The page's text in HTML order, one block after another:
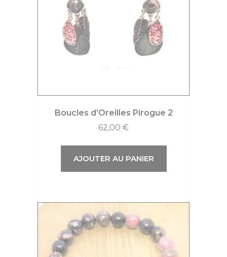
Boucles d’Oreilles Pirogue 2
62,00 €
AJOUTER AU PANIER